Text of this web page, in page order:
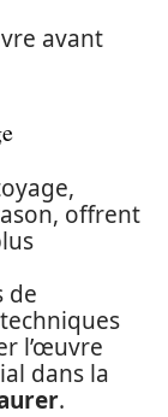
avant
offrent
de
l’œuvre
dans la
.